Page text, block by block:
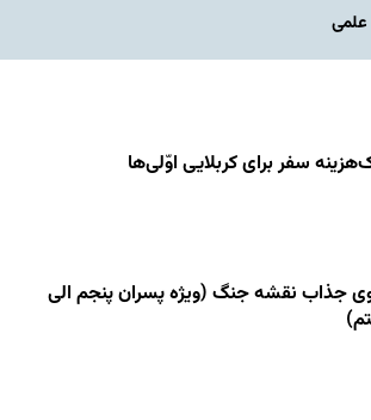
علمی
سفر برای کربلایی اوّلی‌ها
جذاب نقشه جنگ (ویژه پسران پنجم الی